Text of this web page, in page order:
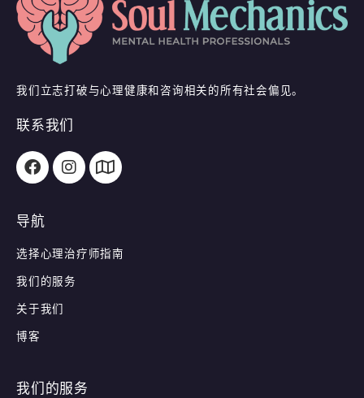
我们立志打破与心理健康和咨询相关的所有社会偏见。
联系我们
导航
选择心理治疗师指南
我们的服务
关于我们
博客
我们的服务